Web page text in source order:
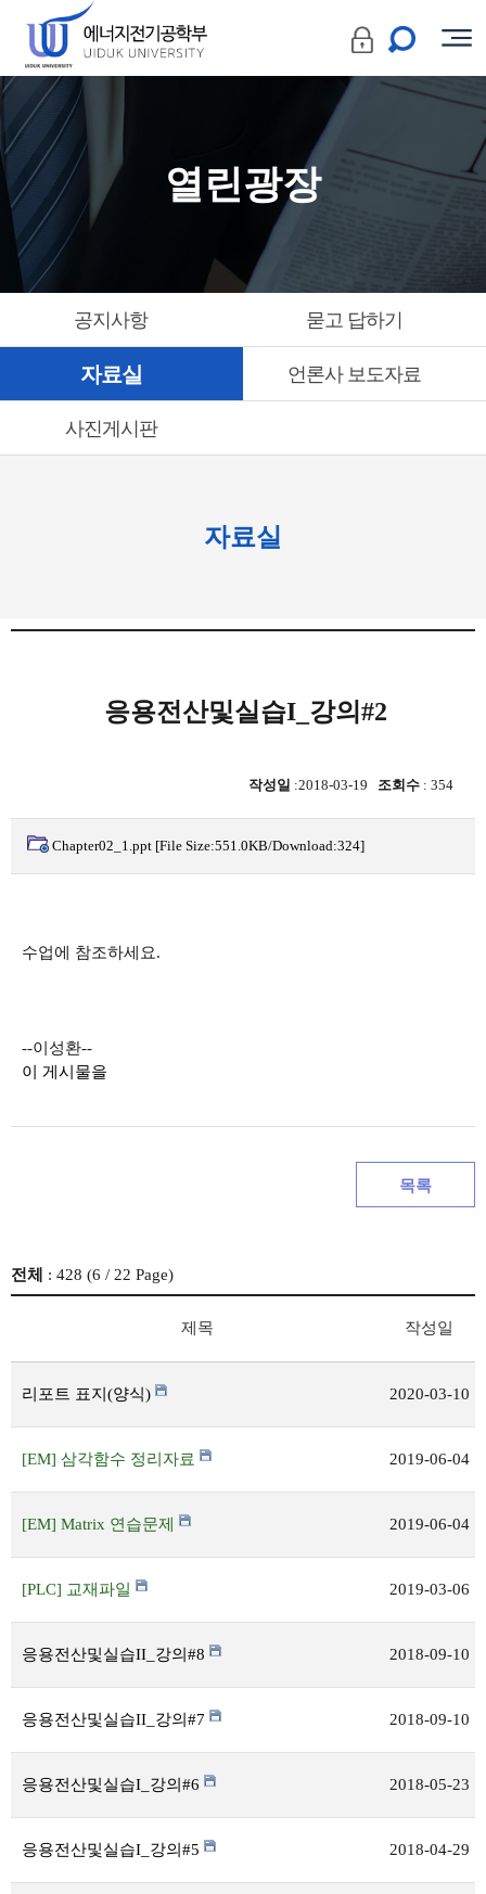
열린광장
공지사항 묻고 답하기
자료실 언론사 보도자료
사진게시판
자료실
응용전산및실습I_강의#2
작성일 :2018-03-19 조회수 : 354
Chapter02_1.ppt [File Size:551.0KB/Download:324]
수업에 참조하세요.
--이성환--
이 게시물을
목록
전체 : 428 (6 / 22 Page)
제목 작성일
리포트 표지(양식) 2020-03-10
[EM] 삼각함수 정리자료 2019-06-04
[EM] Matrix 연습문제 2019-06-04
[PLC] 교재파일 2019-03-06
응용전산및실습II_강의#8 2018-09-10
응용전산및실습II_강의#7 2018-09-10
응용전산및실습I_강의#6 2018-05-23
응용전산및실습I_강의#5 2018-04-29